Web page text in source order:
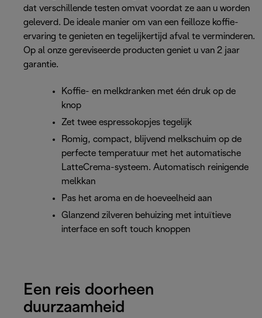
dat verschillende testen omvat voordat ze aan u worden
geleverd. De ideale manier om van een feilloze koffie-
ervaring te genieten en tegelijkertijd afval te verminderen.
Op al onze gereviseerde producten geniet u van 2 jaar
garantie.
Koffie- en melkdranken met één druk op de
knop
Zet twee espressokopjes tegelijk
Romig, compact, blijvend melkschuim op de
perfecte temperatuur met het automatische
LatteCrema-systeem. Automatisch reinigende
melkkan
Pas het aroma en de hoeveelheid aan
Glanzend zilveren behuizing met intuïtieve
interface en soft touch knoppen
Een reis doorheen
duurzaamheid